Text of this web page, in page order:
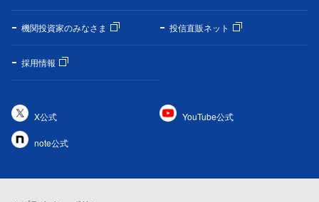
機関投資家のみなさま 投信直販ネット
採用情報
X公式 YouTube公式
note公式